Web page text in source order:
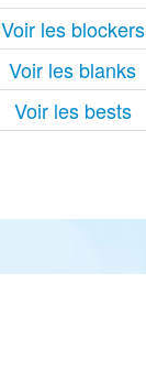
Voir les blockers
Voir les blanks
Voir les bests